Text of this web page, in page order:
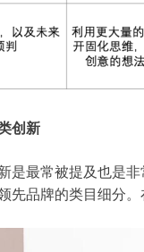
创新
是最常被提及也是
先品牌的类目细分